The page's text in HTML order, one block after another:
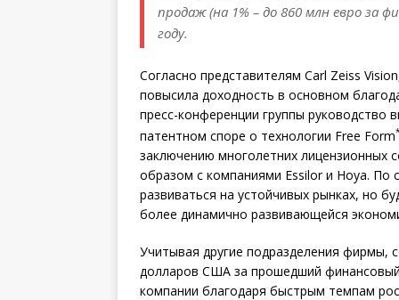
продаж (на 1% – до 860 млн евро за
году.
Согласно представителям Carl Zeiss
повысила доходность в основном
пресс-конференции группы руководство
патентном споре о технологии Free Form
заключению многолетних лицензионных
образом с компаниями Essilor и Hoya. По
развиваться на устойчивых рынках, но
более динамично развивающейся
Учитывая другие подразделения фирмы,
долларов США за прошедший
компании благодаря быстрым темпам